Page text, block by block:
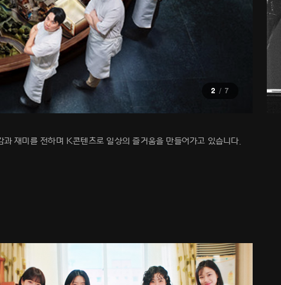
2 7
재미를 전하며 K콘텐츠로 일상의 즐거움을 만들어가고 있습니다.